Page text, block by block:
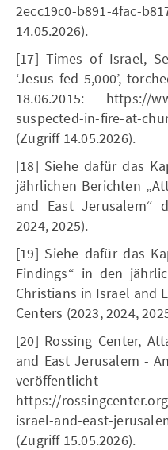
2ecc19c0-b891-4fac-
14.05.2026).
[17] Times of Israel,
‘Jesus fed 5,000’,
18.06.2015: https://
suspected-in-fire-at-
(Zugriff 14.05.2026).
[18] Siehe dafür das
jährlichen Berichten
and East Jerusalem“
2024, 2025).
[19] Siehe dafür das
Findings“ in den
Christians in Israel and
Centers (2023, 2024,
[20] Rossing Center,
and East Jerusalem -
https://
israel-and-east-
(Zugriff 15.05.2026).